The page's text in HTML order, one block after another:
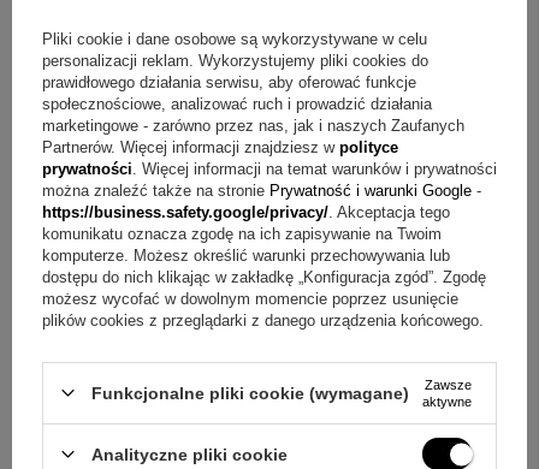
Pytanie: Jak dodać zdjęcia do pozytywki? Odpowiedź:
pozytywce jest miejsce na umieszczenie 4 zdjęć, które
dodajesz we własnym zakresie.
Pytanie:Czy karuzela jest posrebrzana?Odpowiedź:
pamiątka jest wykonana z wysokiej jakości stali
posrebrzanej.
Pytanie:Czy powierzchnia jest zabezpieczona przed
czernieniem?Odpowiedź:Tak, jest zabezpieczona lakierem
ochronnym, dzięki któremu nie czarnieje i zachowuje swój
blask.
Pytanie:Czy ten model może mieć indywidualną
dedykację?Odpowiedź:Tak, opis produktu wskazuje
Pliki cookie i dane osobowe są wykorzystywane w celu
personalizacji reklam. Wykorzystujemy pliki cookies do
prawidłowego działania serwisu, aby oferować funkcje
społecznościowe, analizować ruch i prowadzić działania
marketingowe - zarówno przez nas, jak i naszych Zaufanych
Partnerów. Więcej informacji znajdziesz w polityce
prywatności . Więcej informacji na temat warunków i prywatności
można znaleźć także na stronie Prywatność i warunki Google -
https://business.safety.google/privacy/ . Akceptacja tego
komunikatu oznacza zgodę na ich zapisywanie na Twoim
komputerze. Możesz określić warunki przechowywania lub
dostępu do nich klikając w zakładkę „Konfiguracja zgód”. Zgodę
możesz wycofać w dowolnym momencie poprzez usunięcie
plików cookies z przeglądarki z danego urządzenia końcowego.
Funkcjonalne pliki cookie (wymagane)
Zawsze
aktywne
Analityczne pliki cookie